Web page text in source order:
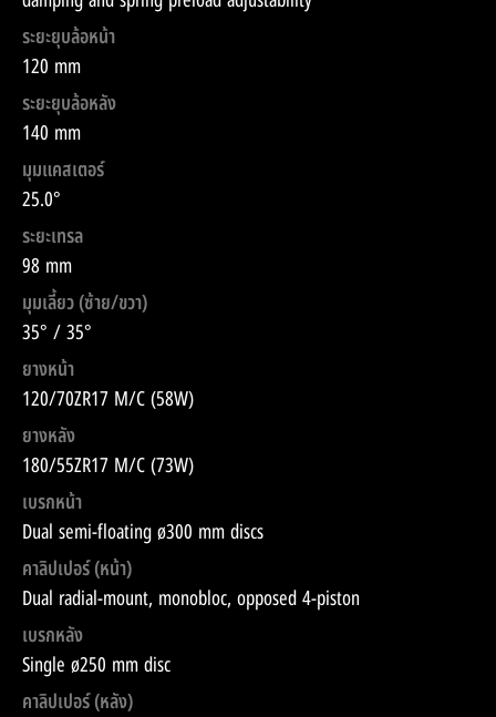
ระยะยุบล้อหน้า
120 mm
ระยะยุบล้อหลัง
140 mm
มุมแคสเตอร์
25.0°
ระยะเทรล
98 mm
มุมเลี้ยว (ซ้าย/ขวา)
35° / 35°
ยางหน้า
120/70ZR17 M/C (58W)
ยางหลัง
180/55ZR17 M/C (73W)
เบรกหน้า
Dual semi-floating ø300 mm discs
คาลิปเปอร์ (หน้า)
Dual radial-mount, monobloc, opposed 4-piston
เบรกหลัง
Single ø250 mm disc
คาลิปเปอร์ (หลัง)